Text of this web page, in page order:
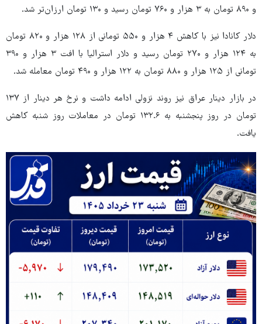
و ۸۹۰ تومان به ۳ هزار و ۷۶۰ تومان رسید و ۱۳۰ تومان ارزان‌تر شد.
دلار کانادا نیز با کاهش ۴ هزار و ۵۵۰ تومانی از ۱۲۸ هزار و ۸۲۰ تومان
به ۱۲۴ هزار و ۲۷۰ تومان رسید و دلار استرالیا با افت ۳ هزار و ۳۹۰
تومانی از ۱۲۵ هزار و ۸۸۰ تومان به ۱۲۲ هزار و ۴۹۰ تومان معامله شد.
در بازار دینار عراق نیز روند نزولی ادامه داشت و نرخ هر دینار از ۱۳۷
تومان در روز پنجشنبه به ۱۳۲.۶ تومان در معاملات روز شنبه کاهش
یافت.